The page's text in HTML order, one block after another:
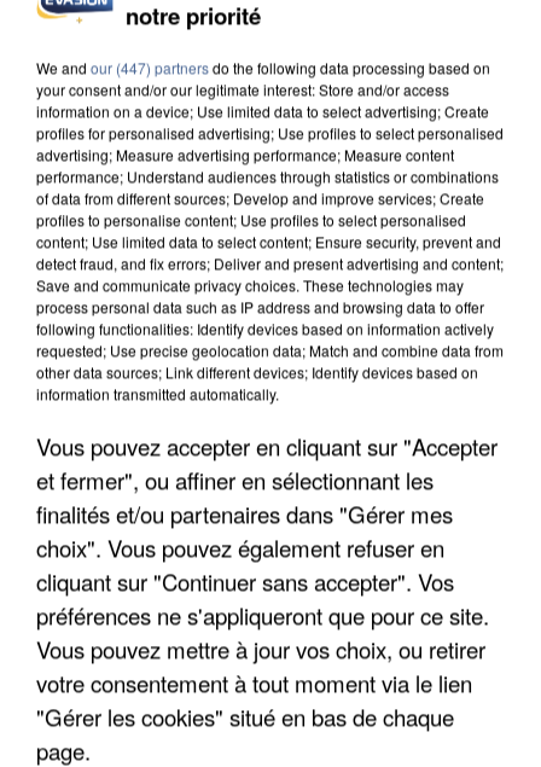
DE FAUNE SAUVAGE SONT...
notre priorité
We and our (447) partnersdo the following data processing based on
your consent and/or our legitimate interest: Store and/or access
information on a device; Use limited data to select advertising; Create
profiles for personalised advertising; Use profiles to select personalised
advertising; Measure advertising performance; Measure content
performance; Understand audiences through statistics or combinations
of data from different sources; Develop and improve services; Create
profiles to personalise content; Use profiles to select personalised
content; Use limited data to select content; Ensure security, prevent and
detect fraud, and fix errors; Deliver and present advertising and content;
Save and communicate privacy choices. These technologies may
process personal data such as IP address and browsing data to offer
following functionalities: Identify devices based on information actively
requested; Use precise geolocation data; Match and combine data from
other data sources; Link different devices; Identify devices based on
information transmitted automatically.
Vous pouvez accepter en cliquant sur "Accepter
et fermer", ou affiner en sélectionnant les
finalités et/ou partenaires dans "Gérer mes
choix". Vous pouvez également refuser en
cliquant sur "Continuer sans accepter". Vos
préférences ne s'appliqueront que pour ce site.
Vous pouvez mettre à jour vos choix, ou retirer
votre consentement à tout moment via le lien
"Gérer les cookies" situé en bas de chaque
page.